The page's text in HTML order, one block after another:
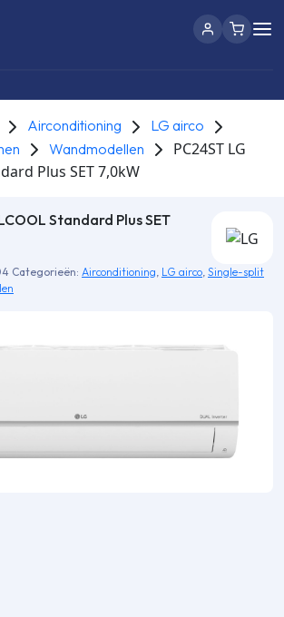
Airconditioning
LG airco
Wandmodellen
PC24ST LG
Plus SET 7,0kW
Standard Plus SET
Categorieën: Airconditioning, LG airco, Single-split